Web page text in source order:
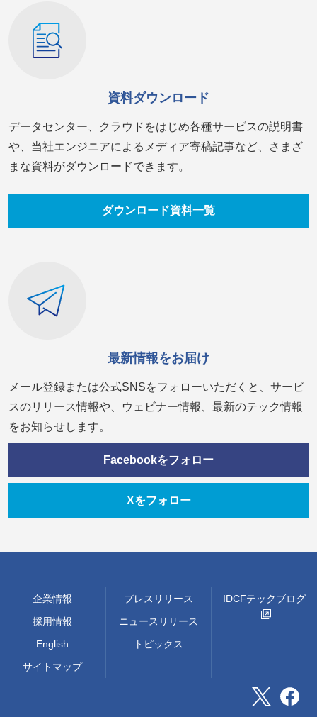
資料ダウンロード
データセンター、クラウドをはじめ各種サービスの説明書
や、当社エンジニアによるメディア寄稿記事など、さまざ
まな資料がダウンロードできます。
ダウンロード資料一覧
最新情報をお届け
メール登録または公式SNSをフォローいただくと、サービ
スのリリース情報や、ウェビナー情報、最新のテック情報
をお知らせします。
Facebookをフォロー
Xをフォロー
企業情報
採用情報
English
サイトマップ
プレスリリース
ニュースリリース
トピックス
IDCFテックブログ